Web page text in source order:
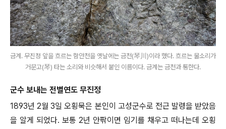
금계. 무진정 앞을 흐르는 함안천을 옛날에는 금천(琴川)이라 했다. 흐르는 물소리가
거문고(琴) 타는 소리와 비슷해서 붙인 이름이다. 금계는 금천과 통한다.
군수 보내는 전별연도 무진정
1893년2월3일 오횡묵은 본인이 고성군수로 전근 발령을 받았음
을 알게 되었다. 보통 2년 안팎이면 임기를 채우고 떠나는데 오횡